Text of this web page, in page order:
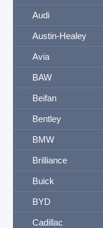
Audi
Austin-Healey
Avia
BAW
Beifan
Bentley
BMW
Brilliance
Buick
BYD
Cadillac